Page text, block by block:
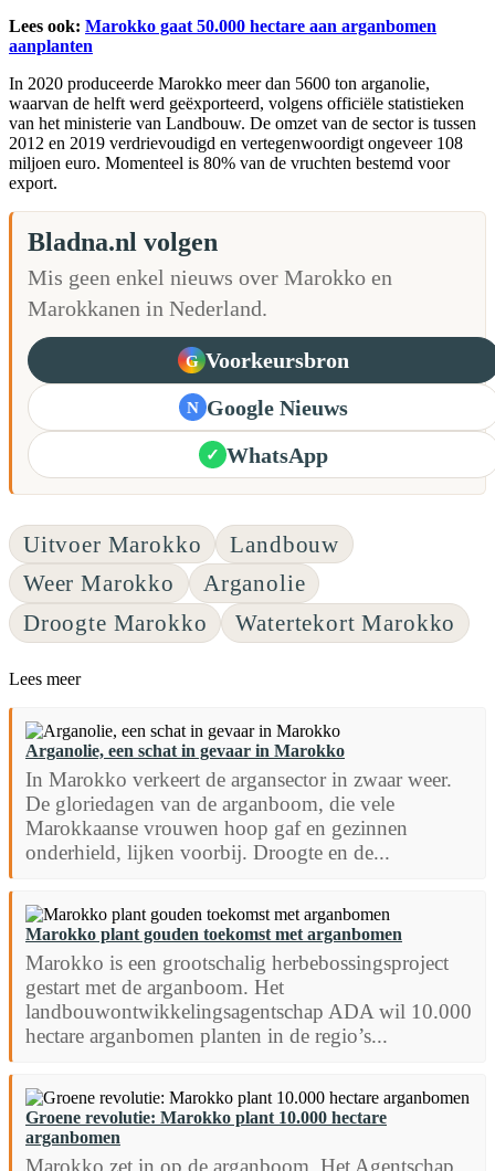
Lees ook: Marokko gaat 50.000 hectare aan arganbomen
aanplanten
In 2020 produceerde Marokko meer dan 5600 ton arganolie,
waarvan de helft werd geëxporteerd, volgens officiële statistieken
van het ministerie van Landbouw. De omzet van de sector is tussen
2012 en 2019 verdrievoudigd en vertegenwoordigt ongeveer 108
miljoen euro. Momenteel is 80% van de vruchten bestemd voor
export.
Bladna.nl volgen
Mis geen enkel nieuws over Marokko en
Marokkanen in Nederland.
G Voorkeursbron
N Google Nieuws
✓ WhatsApp
Uitvoer Marokko
Landbouw
Weer Marokko
Arganolie
Droogte Marokko
Watertekort Marokko
Lees meer
Arganolie, een schat in gevaar in Marokko
In Marokko verkeert de argansector in zwaar weer.
De gloriedagen van de arganboom, die vele
Marokkaanse vrouwen hoop gaf en gezinnen
onderhield, lijken voorbij. Droogte en de...
Marokko plant gouden toekomst met arganbomen
Marokko is een grootschalig herbebossingsproject
gestart met de arganboom. Het
landbouwontwikkelingsagentschap ADA wil 10.000
hectare arganbomen planten in de regio’s...
Groene revolutie: Marokko plant 10.000 hectare
arganbomen
Marokko zet in op de arganboom. Het Agentschap